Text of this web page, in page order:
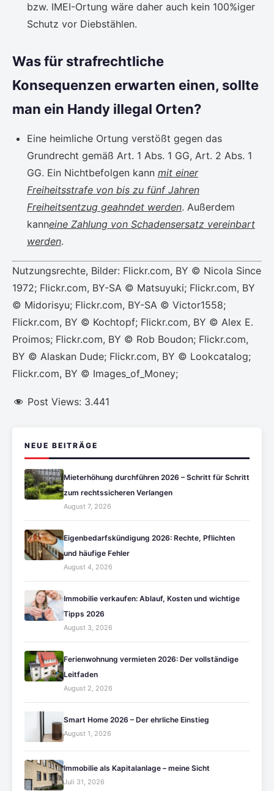
bzw. IMEI-Ortung wäre daher auch kein 100%iger
Schutz vor Diebstählen.
Was für strafrechtliche
Konsequenzen erwarten einen, sollte
man ein Handy illegal Orten?
Eine heimliche Ortung verstößt gegen das
Grundrecht gemäß Art. 1 Abs. 1 GG, Art. 2 Abs. 1
GG. Ein Nichtbefolgen kann mit einer
Freiheitsstrafe von bis zu fünf Jahren
Freiheitsentzug geahndet werden. Außerdem
kanneine Zahlung von Schadensersatz vereinbart
werden.
Nutzungsrechte, Bilder: Flickr.com, BY © Nicola Since
1972; Flickr.com, BY-SA © Matsuyuki; Flickr.com, BY
© Midorisyu; Flickr.com, BY-SA © Victor1558;
Flickr.com, BY © Kochtopf; Flickr.com, BY © Alex E.
Proimos; Flickr.com, BY © Rob Boudon; Flickr.com,
BY © Alaskan Dude; Flickr.com, BY © Lookcatalog;
Flickr.com, BY © Images_of_Money;
Post Views: 3.441
NEUE BEITRÄGE
Mieterhöhung durchführen 2026 – Schritt für Schritt
zum rechtssicheren Verlangen
August 7, 2026
Eigenbedarfskündigung 2026: Rechte, Pflichten
und häufige Fehler
August 4, 2026
Immobilie verkaufen: Ablauf, Kosten und wichtige
Tipps 2026
August 3, 2026
Ferienwohnung vermieten 2026: Der vollständige
Leitfaden
August 2, 2026
Smart Home 2026 – Der ehrliche Einstieg
August 1, 2026
Immobilie als Kapitalanlage – meine Sicht
Juli 31, 2026